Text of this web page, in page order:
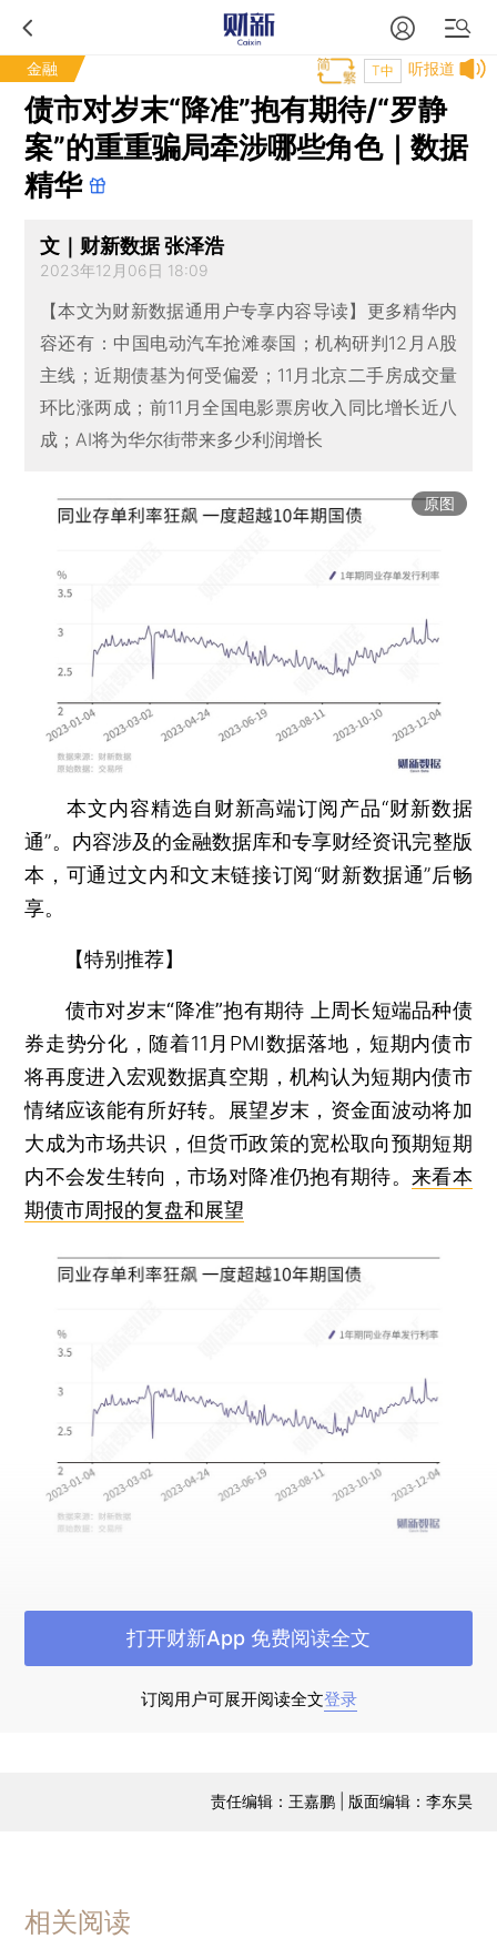
金融 听报道
T中
债市对岁末“降准”抱有期待/“罗静
案”的重重骗局牵涉哪些角色｜数据
精华
文｜财新数据 张泽浩
2023年12月06日 18:09
【本文为财新数据通用户专享内容导读】更多精华内
容还有：中国电动汽车抢滩泰国；机构研判12月A股
主线；近期债基为何受偏爱；11月北京二手房成交量
环比涨两成；前11月全国电影票房收入同比增长近八
成；AI将为华尔街带来多少利润增长
原图
本文内容精选自财新高端订阅产品“财新数据
通”。内容涉及的金融数据库和专享财经资讯完整版
本，可通过文内和文末链接订阅“财新数据通”后畅
享。
【特别推荐】
债市对岁末“降准”抱有期待 上周长短端品种债
券走势分化，随着11月PMI数据落地，短期内债市
将再度进入宏观数据真空期，机构认为短期内债市
情绪应该能有所好转。展望岁末，资金面波动将加
大成为市场共识，但货币政策的宽松取向预期短期
内不会发生转向，市场对降准仍抱有期待。 来看本
期债市周报的复盘和展望
专题：复盘“罗静案”的重重骗局300亿元“承兴
系”供应链金融骗局风险暴露后，2022年初罗静就
早已被判刑。但最近，京东和诺亚财富双方又掀起
口水战——后者诉京东承担连带损失高达35亿余
色？这一案件如何牵出电商“刷单”潜规则？我们综
脉
订阅用户可展开阅读全文登录
打开财新App 免费阅读全文
责任编辑：王嘉鹏 | 版面编辑：李东昊
相关阅读